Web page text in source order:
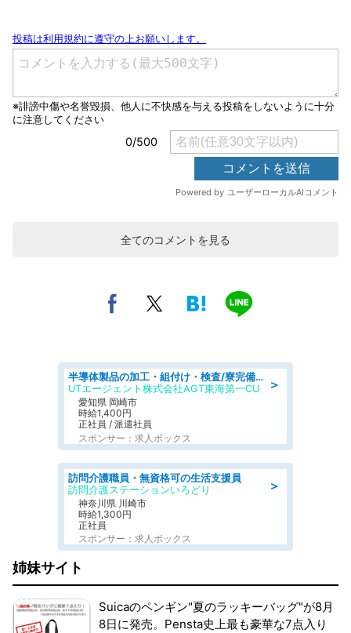
全てのコメントを見る
＞
半導体製品の加工・組付け・検査/寮完備/日勤/日払い/工場・製造
UTエージェント株式会社AGT東海第一CU
愛知県 岡崎市
時給1,400円
正社員 / 派遣社員
スポンサー：求人ボックス
＞
訪問介護職員・無資格可の生活支援員
訪問介護ステーションいろどり
神奈川県 川崎市
時給1,300円
正社員
スポンサー：求人ボックス
姉妹サイト
Suicaのペンギン"夏のラッキーバッグ"が8月
8日に発売。Pensta史上最も豪華な7点入り